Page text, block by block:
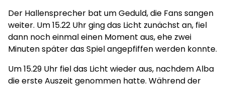
Der Hallensprecher bat um Geduld, die Fans sangen
weiter. Um 15.22 Uhr ging das Licht zunächst an, fiel
dann noch einmal einen Moment aus, ehe zwei
Minuten später das Spiel angepfiffen werden konnte.
Um 15.29 Uhr fiel das Licht wieder aus, nachdem Alba
die erste Auszeit genommen hatte. Während der